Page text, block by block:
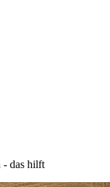
- das hilft